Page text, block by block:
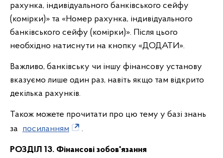
рахунка, індивідуального банківського сейфу
(комірки)» та «Номер рахунка, індивідуального
банківського сейфу (комірки)». Після цього
необхідно натиснути на кнопку «ДОДАТИ».
Важливо, банківську чи іншу фінансову установу
вказуємо лише один раз, навіть якщо там відкрито
декілька рахунків.
Також можете прочитати про цю тему у базі знань
за посиланням .
РОЗДІЛ 13. Фінансові зобов'язання